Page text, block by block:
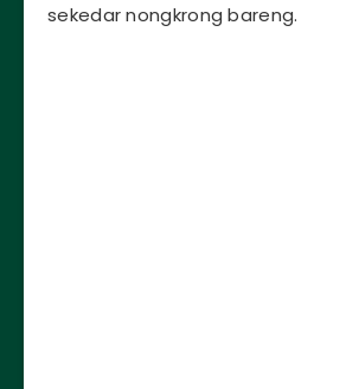
sekedar nongkrong bareng.